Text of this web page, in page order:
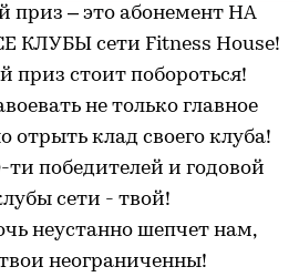
приз – это абонемент НА
сети Fitness House!
приз стоит побороться!
не только главное
отрыть клад своего клуба!
победителей и годовой
сети - твой!
неустанно шепчет нам,
неограниченны!